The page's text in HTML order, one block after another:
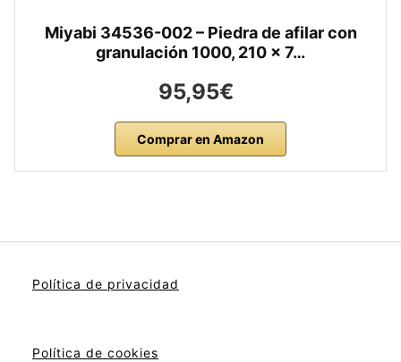
Miyabi 34536-002 – Piedra de afilar con
granulación 1000, 210 x 7…
95,95€
Comprar en Amazon
Política de privacidad
Política de cookies